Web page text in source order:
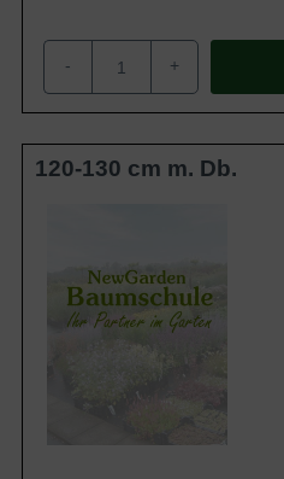
- +
120-130 cm m. Db.